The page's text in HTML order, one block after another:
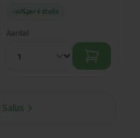
-10%per 6 stuks
Aantal